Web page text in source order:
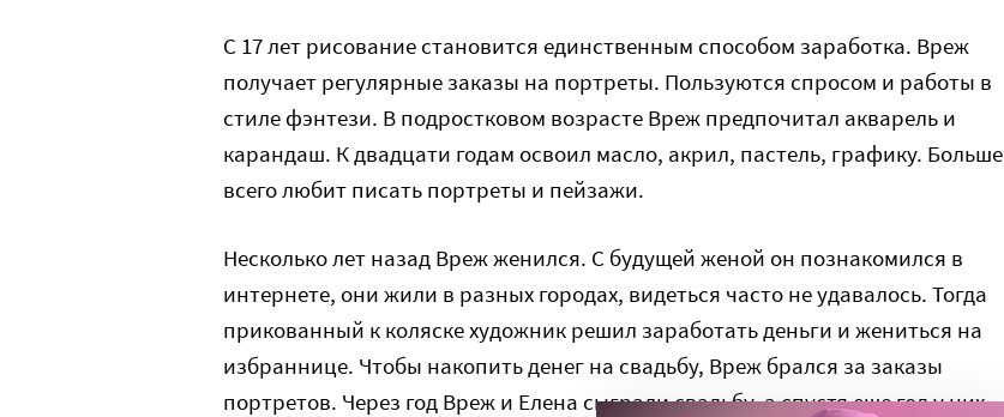
С 17 лет рисование становится единственным способом заработка. Вреж
получает регулярные заказы на портреты. Пользуются спросом и работы в
стиле фэнтези. В подростковом возрасте Вреж предпочитал акварель и
карандаш. К двадцати годам освоил масло, акрил, пастель, графику. Больше
всего любит писать портреты и пейзажи.
Несколько лет назад Вреж женился. С будущей женой он познакомился в
интернете, они жили в разных городах, видеться часто не удавалось. Тогда
прикованный к коляске художник решил заработать деньги и жениться на
избраннице. Чтобы накопить денег на свадьбу, Вреж брался за заказы
портретов. Через год Вреж и Елена сыграли свадьбу, а спустя еще год у них